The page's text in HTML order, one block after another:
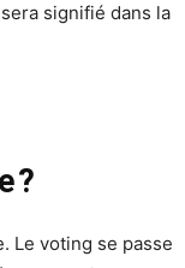
signifié dans la
?
Le voting se passe